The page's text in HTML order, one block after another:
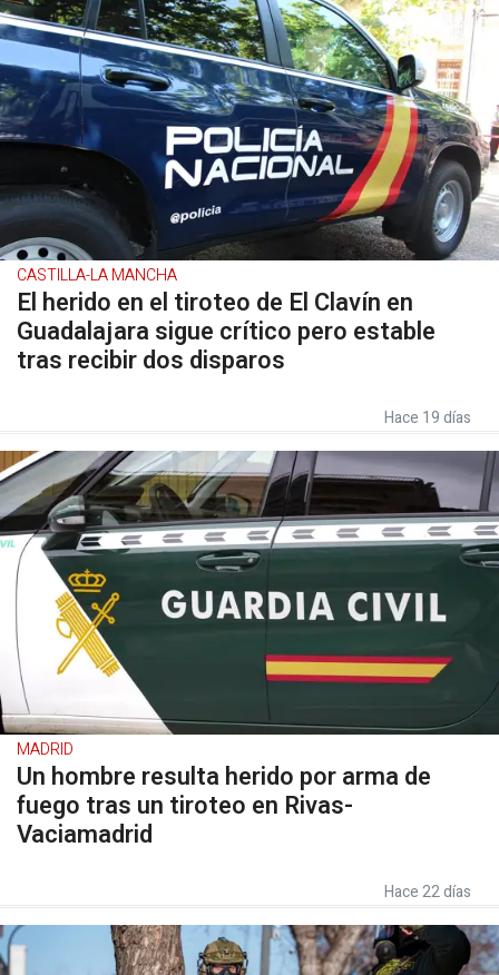
CASTILLA-LA MANCHA
El herido en el tiroteo de El Clavín en
Guadalajara sigue crítico pero estable
tras recibir dos disparos
Hace 19 días
MADRID
Un hombre resulta herido por arma de
fuego tras un tiroteo en Rivas-
Vaciamadrid
Hace 22 días